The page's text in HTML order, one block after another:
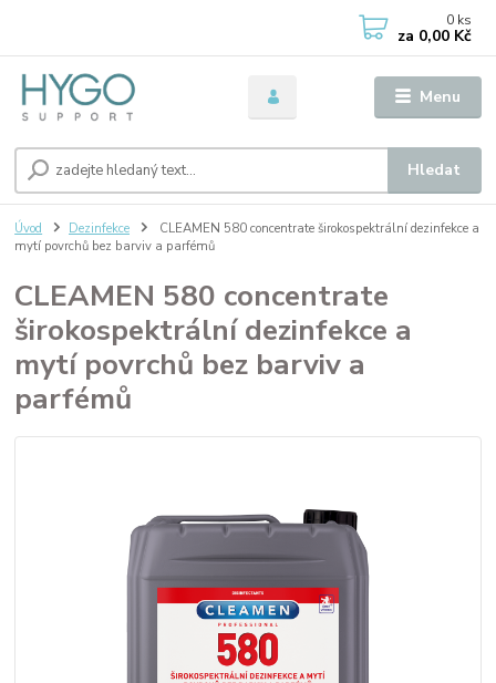
Menu
Hledat
0 ks
za 0,00 Kč
Úvod Dezinfekce
CLEAMEN 580 concentrate širokospektrální dezinfekce a
mytí povrchů bez barviv a parfémů
CLEAMEN 580 concentrate
širokospektrální dezinfekce a
mytí povrchů bez barviv a
parfémů